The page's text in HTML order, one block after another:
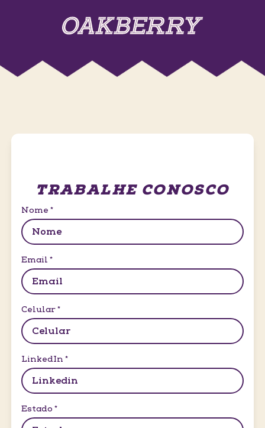
TRABALHE CONOSCO
Nome *
Email *
Celular*
LinkedIn *
Estado *